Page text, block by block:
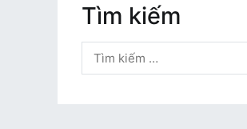
Tìm kiếm
kiếm
cho: